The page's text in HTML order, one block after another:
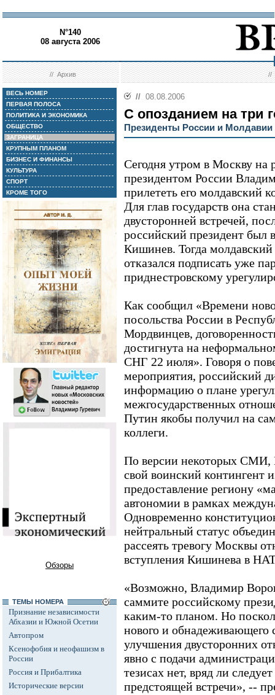
N°140
08 августа 2006
//Архив //
ВЕСЬ НОМЕР
ПЕРВАЯ ПОЛОСА
ПОЛИТИКА И ЭКОНОМИКА
ОБЩЕСТВО
ЗАГРАНИЦА
КРУПНЫМ ПЛАНОМ
БИЗНЕС И ФИНАНСЫ
КУЛЬТУРА
СПОРТ
КРОМЕ ТОГО
Обзоры
ТЕМЫ НОМЕРА
Признание независимости
Абхазии и Южной Осетии
Автопром
Ксенофобия и неофашизм в
России
Россия и Прибалтика
Исторические версии
// 08.08.2006
С опозданием на три
Президенты России и Молдавии
Сегодня утром в Москву на
президентом России
прилететь его молдавский
Для глав государств она
двусторонней встречей,
российский президент был
Кишинев. Тогда
отказался подписать уже
приднестровскому
Как сообщил «Времени
посольства России в
Мордвинцев,
достигнута на
СНГ 22 июля». Говоря о
мероприятия, российский
информацию о плане
межгосударственных
Путин якобы получил на
коллеги.
По версии некоторых СМИ,
свой воинский контингент
предоставление региону
автономии в рамках
Одновременно
нейтральный статус
рассеять тревогу Москвы
вступления Кишинева в
«Возможно, Владимир
саммите российскому
каким-то планом. Но
нового и обнадеживающего
улучшения двусторонних
явно с подачи
тезисах нет, вряд ли
предстоящей встречи», --